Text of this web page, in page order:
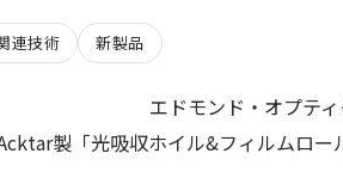
連技術 新製品
エドモンド・オプテ
製「光吸収ホイル&フィルムロー